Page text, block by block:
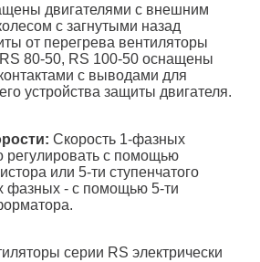
двигателями с внешним
с загнутыми назад
от перегрева вентиляторы
80-50, RS 100-50 оснащены
c выводами для
устройства защиты двигателя.
Скорость 1-фазных
регулировать с помощью
или 5-ти ступенчатого
фазных - с помощью 5-ти
серии RS электрически